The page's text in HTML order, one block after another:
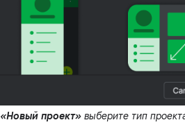
«Новый проект»выберите тип